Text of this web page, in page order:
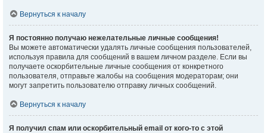
Вернуться к началу
Я постоянно получаю нежелательные личные сообщения!
Вы можете автоматически удалять личные сообщения пользователей,
используя правила для сообщений в вашем личном разделе. Если вы
получаете оскорбительные личные сообщения от конкретного
пользователя, отправьте жалобы на сообщения модераторам; они
могут запретить пользователю отправку личных сообщений.
Вернуться к началу
Я получил спам или оскорбительный email от кого-то с этой